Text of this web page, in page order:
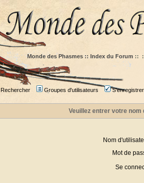
Monde des Phasmes :: Index du Forum ::
Rechercher Groupes d'utilisateurs S'enregistrer
Veuillez entrer votre
Nom
Mot de
Se